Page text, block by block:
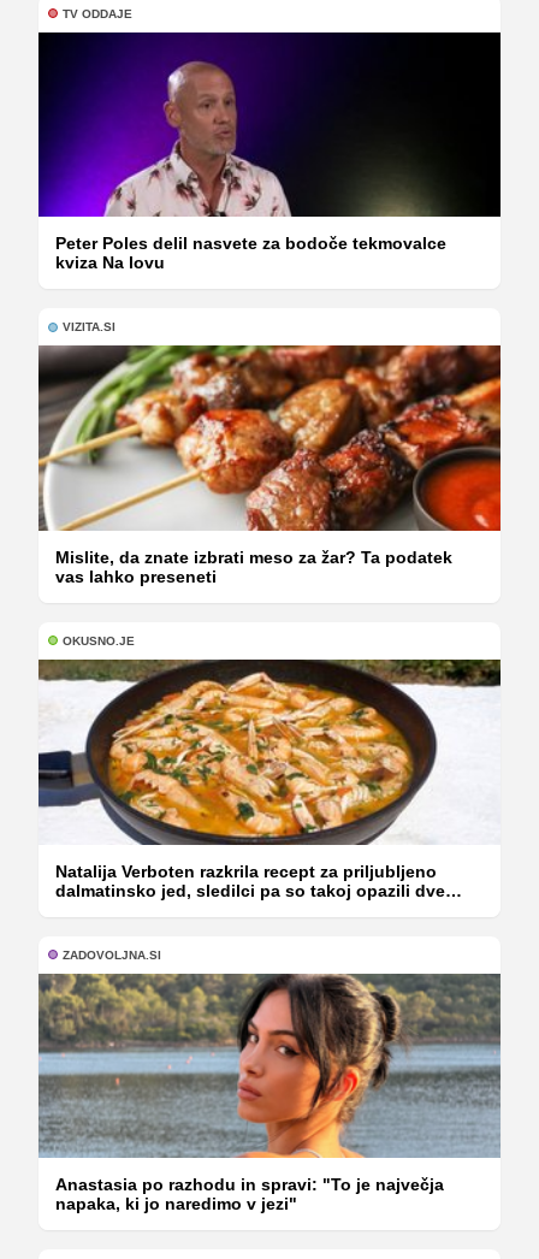
TV ODDAJE
Peter Poles delil nasvete za bodoče tekmovalce
kviza Na lovu
VIZITA.SI
Mislite, da znate izbrati meso za žar? Ta podatek
vas lahko preseneti
OKUSNO.JE
Natalija Verboten razkrila recept za priljubljeno
dalmatinsko jed, sledilci pa so takoj opazili dve
ZADOVOLJNA.SI
Anastasia po razhodu in spravi: "To je največja
napaka, ki jo naredimo v jezi"